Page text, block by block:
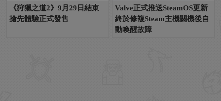
《狩獵之道2》9月29日結束
搶先體驗正式發售
Valve正式推送SteamOS更新
終於修複Steam主機關機後自
動喚醒故障